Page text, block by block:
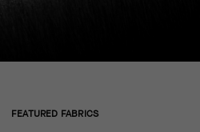
FEATURED FABRICS